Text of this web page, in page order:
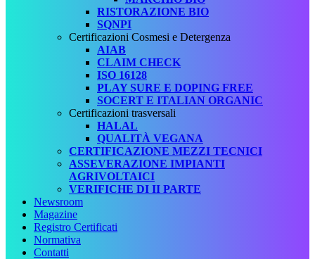
RISTORAZIONE BIO
SQNPI
Certificazioni Cosmesi e Detergenza
AIAB
CLAIM CHECK
ISO 16128
PLAY SURE E DOPING FREE
SOCERT E ITALIAN ORGANIC
Certificazioni trasversali
HALAL
QUALITÀ VEGANA
CERTIFICAZIONE MEZZI TECNICI
ASSEVERAZIONE IMPIANTI
AGRIVOLTAICI
VERIFICHE DI II PARTE
Newsroom
Magazine
Registro Certificati
Normativa
Contatti